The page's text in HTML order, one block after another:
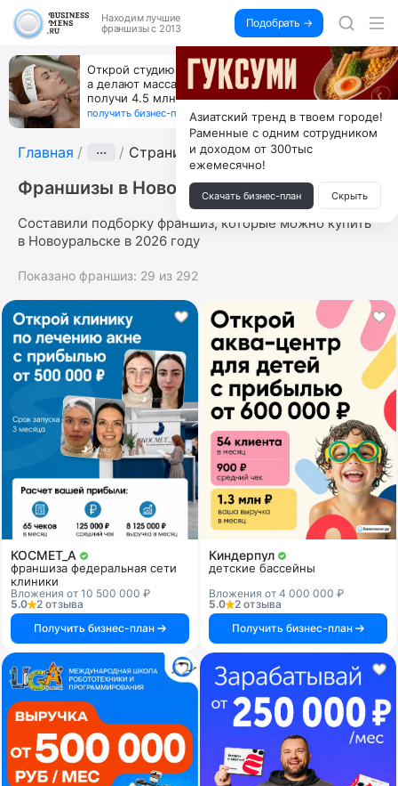
Находим лучшие
франшизы с 2013
Подобрать →
Открой студию, где не колют и не режут,
а делают массаж лица руками и в первый же год
получи 4.5 млн
получить бизнес-план ↓
Главная ··· Страница 7
Франшизы в Новоуральске
Составили подборку франшиз, которые можно купить
в Новоуральске в 2026 году
Показано франшиз: 29 из 292
КОСМЕТ_А
франшиза федеральная сети
клиники
Вложения от 10 500 000 ₽
5.0
2 отзыва
Получить бизнес-план
Киндерпул
детские бассейны
Вложения от 4 000 000 ₽
5.0
2 отзыва
Получить бизнес-план
Азиатский тренд в твоем городе!
Раменные с одним сотрудником
и доходом от 300тыс
ежемесячно!
Скачать бизнес-план Скрыть